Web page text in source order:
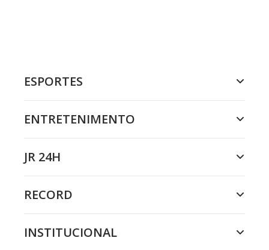
ESPORTES
ENTRETENIMENTO
JR 24H
RECORD
INSTITUCIONAL